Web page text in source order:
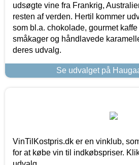
udsøgte vine fra Frankrig,
resten af verden. Hertil kommer
som bl.a. chokolade, gourmet
småkager og håndlavede
deres udvalg.
Se udvalget på
VinTilKostpris.dk er en vinklub,
for at købe vin til indkøbspriser.